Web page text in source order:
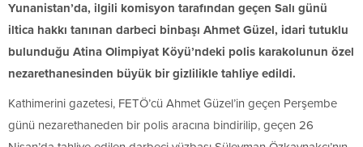
Yunanistan’da, ilgili komisyon tarafından geçen Salı günü
iltica hakkı tanınan darbeci binbaşı Ahmet Güzel, idari tutuklu
bulunduğu Atina Olimpiyat Köyü’ndeki polis karakolunun özel
nezarethanesinden büyük bir gizlilikle tahliye edildi.
Kathimerini gazetesi, FETÖ’cü Ahmet Güzel’in geçen Perşembe
günü nezarethaneden bir polis aracına bindirilip, geçen 26